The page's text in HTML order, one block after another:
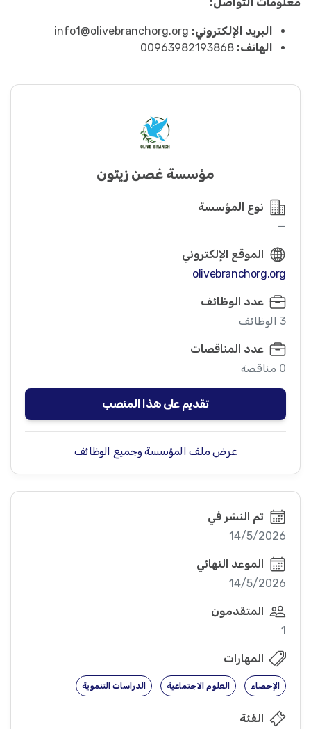
البريد الإلكتروني: info1@olivebranchorg.org
الهاتف:
مؤسسة غصن زيتون
نوع المؤسسة
—
الموقع الإلكتروني
olivebranchorg.org
عدد الوظائف
3 الوظائف
عدد المناقصات
0 مناقصة
تقديم على هذا المنصب
عرض ملف المؤسسة وجميع الوظائف
تم النشر في
14/5/2026
الموعد النهائي
14/5/2026
المتقدمون
1
المهارات
الإحصاء العلوم الاجتماعية الدراسات التنموية
الفئة